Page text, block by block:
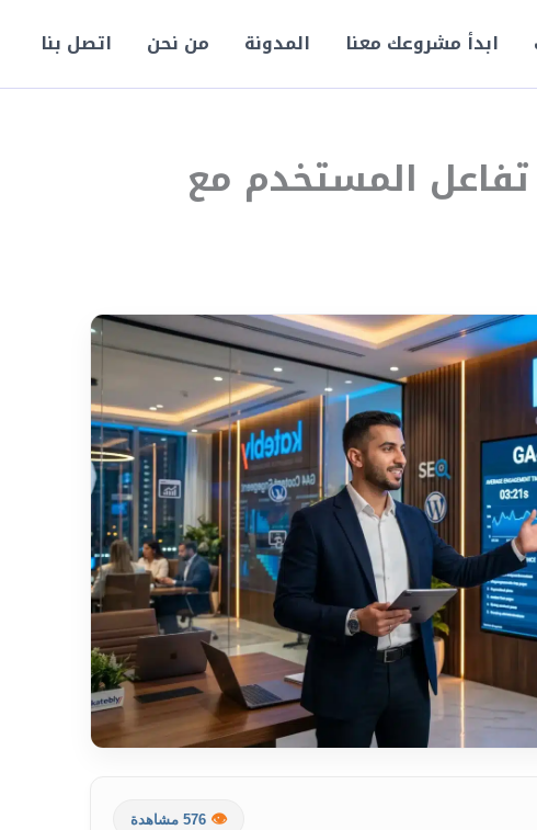
ابدأ مشروعك معنا المدونة من نحن اتصل بنا
المستخدم مع
👁️